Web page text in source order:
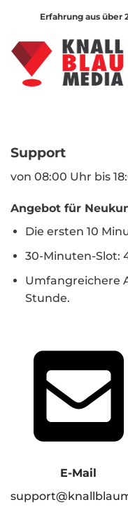
springen
Erfahrung aus über
Support
von 08:00 Uhr bis
Angebot für
Die ersten 10
30-Minuten-Slot:
Umfangreichere
Stunde.
E-Mail